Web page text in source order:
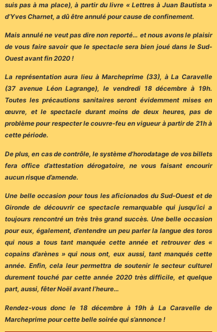
suis pas à ma place), à partir du livre « Lettres à Juan Bautista »
d’Yves Charnet, a dû être annulé pour cause de confinement.
Mais annulé ne veut pas dire non reporté… et nous avons le plaisir
de vous faire savoir que le spectacle sera bien joué dans le Sud-
Ouest avant fin 2020 !
La représentation aura lieu à Marcheprime (33), à La Caravelle
(37 avenue Léon Lagrange), le vendredi 18 décembre à 19h.
Toutes les précautions sanitaires seront évidemment mises en
œuvre, et le spectacle durant moins de deux heures, pas de
problème pour respecter le couvre-feu en vigueur à partir de 21h à
cette période.
De plus, en cas de contrôle, le système d’horodatage de vos billets
fera office d’attestation dérogatoire, ne vous faisant encourir
aucun risque d’amende.
Une belle occasion pour tous les aficionados du Sud-Ouest et de
Gironde de découvrir ce spectacle remarquable qui jusqu’ici a
toujours rencontré un très très grand succès. Une belle occasion
pour eux, également, d’entendre un peu parler la langue des toros
qui nous a tous tant manquée cette année et retrouver des «
copains d’arènes » qui nous ont, eux aussi, tant manqués cette
année. Enfin, cela leur permettra de soutenir le secteur culturel
durement touché par cette année 2020 très difficile, et quelque
part, aussi, fêter Noël avant l’heure…
Rendez-vous donc le 18 décembre à 19h à La Caravelle de
Marcheprime pour cette belle soirée qui s’annonce !